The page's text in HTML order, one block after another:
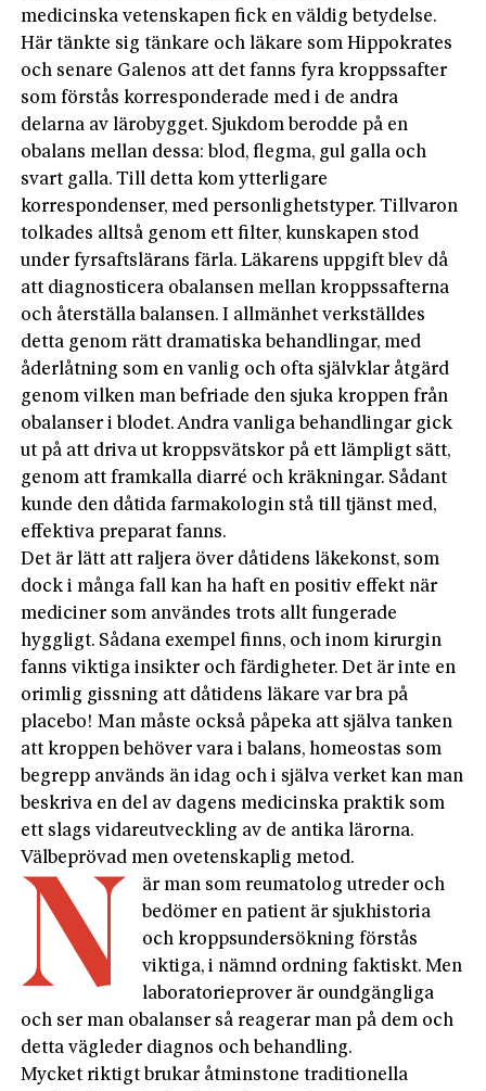
medicinska vetenskapen fick en väldig betydelse.
Här tänkte sig tänkare och läkare som Hippokrates
och senare Galenos att det fanns fyra kroppssafter
som förstås korresponderade med i de andra
delarna av lärobygget. Sjukdom berodde på en
obalans mellan dessa: blod, flegma, gul galla och
svart galla. Till detta kom ytterligare
korrespondenser, med personlighetstyper. Tillvaron
tolkades alltså genom ett filter, kunskapen stod
under fyrsaftslärans färla. Läkarens uppgift blev då
att diagnosticera obalansen mellan kroppssafterna
och återställa balansen. I allmänhet verkställdes
detta genom rätt dramatiska behandlingar, med
åderlåtning som en vanlig och ofta självklar åtgärd
genom vilken man befriade den sjuka kroppen från
obalanser i blodet. Andra vanliga behandlingar gick
ut på att driva ut kroppsvätskor på ett lämpligt sätt,
genom att framkalla diarré och kräkningar. Sådant
kunde den dåtida farmakologin stå till tjänst med,
effektiva preparat fanns.
Det är lätt att raljera över dåtidens läkekonst, som
dock i många fall kan ha haft en positiv effekt när
mediciner som användes trots allt fungerade
hyggligt. Sådana exempel finns, och inom kirurgin
fanns viktiga insikter och färdigheter. Det är inte en
orimlig gissning att dåtidens läkare var bra på
placebo! Man måste också påpeka att själva tanken
att kroppen behöver vara i balans, homeostas som
begrepp används än idag och i själva verket kan man
beskriva en del av dagens medicinska praktik som
ett slags vidareutveckling av de antika lärorna.
Välbeprövad men ovetenskaplig metod.
N
är man som reumatolog utreder och
bedömer en patient är sjukhistoria
och kroppsundersökning förstås
viktiga, i nämnd ordning faktiskt. Men
laboratorieprover är oundgängliga
och ser man obalanser så reagerar man på dem och
detta vägleder diagnos och behandling.
Mycket riktigt brukar åtminstone traditionella